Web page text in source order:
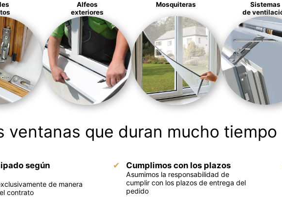
Alfeos
exteriores
Mosquiteras
Sistemas
de
ventanas que duran mucho tiempo
según
de manera
contrato
Cumplimos con los plazos
Asumimos la responsabilidad de
cumplir con los plazos de entrega del
pedido